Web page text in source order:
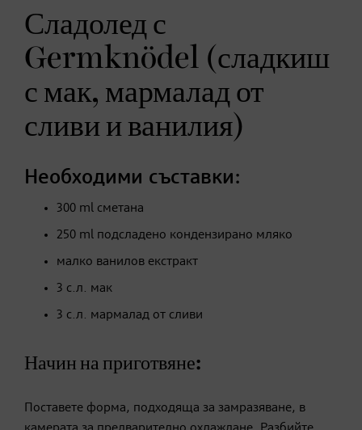
Сладолед с
Germknödel (сладкиш
с мак, мармалад от
сливи и ванилия)
Необходими съставки:
300 ml сметана
250 ml подсладено кондензирано мляко
малко ванилов екстракт
3 с.л. мак
3 с.л. мармалад от сливи
Начин на приготвяне:
Поставете форма, подходяща за замразяване, в